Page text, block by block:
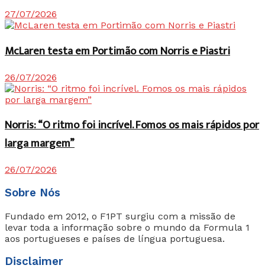
27/07/2026
McLaren testa em Portimão com Norris e Piastri
26/07/2026
Norris: “O ritmo foi incrível. Fomos os mais rápidos por
larga margem”
26/07/2026
Sobre Nós
Fundado em 2012, o F1PT surgiu com a missão de
levar toda a informação sobre o mundo da Formula 1
aos portugueses e países de língua portuguesa.
Disclaimer